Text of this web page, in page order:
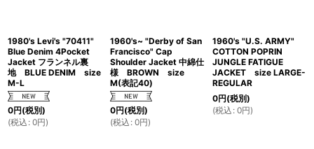
1980's Levi's "70411"
Blue Denim 4Pocket
Jacket フランネル裏
地 BLUE DENIM size
M-L
0円(税別)
(税込 : 0円)
1960's~ "Derby of San
Francisco" Cap
Shoulder Jacket 中綿仕
様 BROWN size
M(表記40)
0円(税別)
(税込 : 0円)
1960's "U.S. ARMY"
COTTON POPRIN
JUNGLE FATIGUE
JACKET size LARGE-
REGULAR
0円(税別)
(税込 : 0円)